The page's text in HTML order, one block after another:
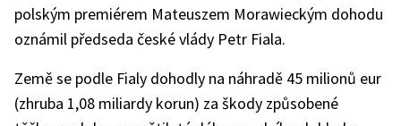
polským premiérem Mateuszem Morawieckým dohodu
oznámil předseda české vlády Petr Fiala.
Země se podle Fialy dohodly na náhradě 45 milionů eur
(zhruba 1,08 miliardy korun) za škody způsobené